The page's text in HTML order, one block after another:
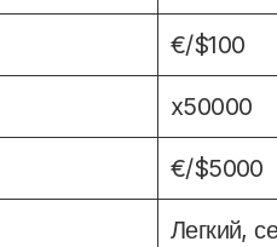
€/$100
x50000
€/$5000
Легкий,